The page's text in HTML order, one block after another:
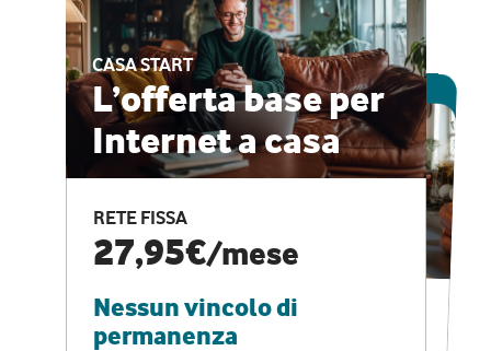
CASA START
L’offerta base per
Internet a casa
RETE FISSA
27,95€/mese
Nessun vincolo di
permanenza
ESCLUSIVA ONLINE
CASA PRO
Internet veloce e
vantaggi speciali
RETE FISSA + VODAFONE CLUB
29,95€